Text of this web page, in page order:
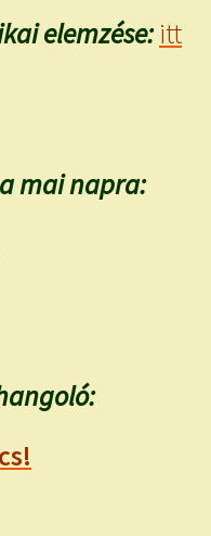
elemzése: itt
mai napra: